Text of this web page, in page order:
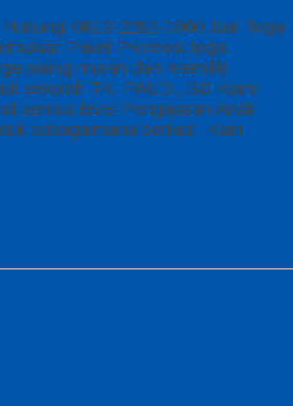
0812-2282-1060 Jual Toga
Paket Promosi toga
paling murah dan memiliki
sekolah TK, PAUD , SD Kami
semua level Pengajaran Anak
sebagaimana berikut : Kain